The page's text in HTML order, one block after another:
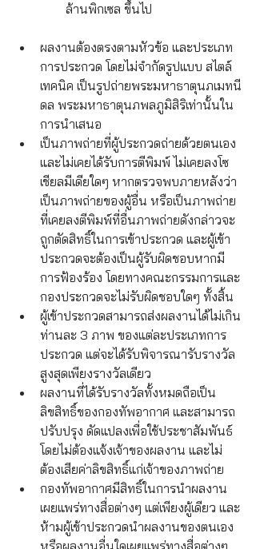
ล้านพิกเซล ขึ้นไป
ผลงานต้องตรงตามหัวข้อ และประเภท
การประกวด โดยไม่จำกัดรูปแบบ สไตล์
เทคนิค เป็นรูปถ่ายพระมหาธาตุนภเมทนี
ดล พระมหาธาตุนภพลภูมิสิริเท่านั้นใน
การนำเสนอ
เป็นภาพถ่ายที่ผู้ประกวดถ่ายด้วยตนเอง
และไม่เคยได้รับการตีพิมพ์ ไม่เคยลงโซ
เชียลมีเดียใดๆ หากตรวจพบภายหลังว่า
เป็นภาพถ่ายของผู้อื่น หรือเป็นภาพถ่าย
ที่เคยลงตีพิมพ์ที่อื่นภาพถ่ายดังกล่าวจะ
ถูกตัดสิทธิ์ในการเข้าประกวด และผู้เข้า
ประกวดจะต้องเป็นผู้รับผิดชอบหากมี
การฟ้องร้อง โดยทางคณะกรรมการและ
กองประกวดจะไม่รับผิดชอบใดๆ ทั้งสิ้น
ผู้เข้าประกวดสามารถส่งผลงานได้ไม่เกิน
ท่านละ 3 ภาพ ของแต่ละประเภทการ
ประกวด แต่จะได้รับพิจารณารับรางวัล
สูงสุดเพียงรางวัลเดียว
ผลงานที่ได้รับรางวัลทั้งหมดถือเป็น
ลิขสิทธิ์ของกองทัพอากาศ และสามารถ
ปรับปรุง ดัดแปลงเพื่อใช้ประชาสัมพันธ์
โดยไม่ต้องแจ้งเจ้าของผลงาน และไม่
ต้องเสียค่าลิขสิทธิ์แก่เจ้าของภาพถ่าย
กองทัพอากาศมีสิทธิ์ในการนำผลงาน
เผยแพร่ทางสื่อต่างๆ แต่เพียงผู้เดียว และ
ห้ามผู้เข้าประกวดนำผลงานของตนเอง